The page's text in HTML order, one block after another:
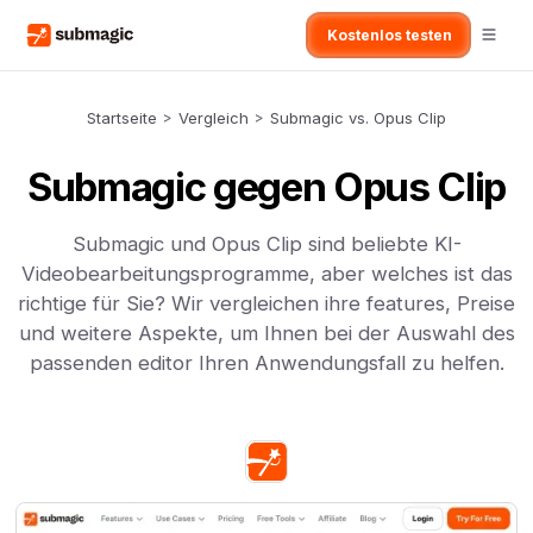
Kostenlos testen
Startseite > Vergleich > Submagic vs. Opus Clip
Submagic gegen Opus Clip
Submagic und Opus Clip sind beliebte KI-
Videobearbeitungsprogramme, aber welches ist das
richtige für Sie? Wir vergleichen ihre features, Preise
und weitere Aspekte, um Ihnen bei der Auswahl des
passenden editor Ihren Anwendungsfall zu helfen.